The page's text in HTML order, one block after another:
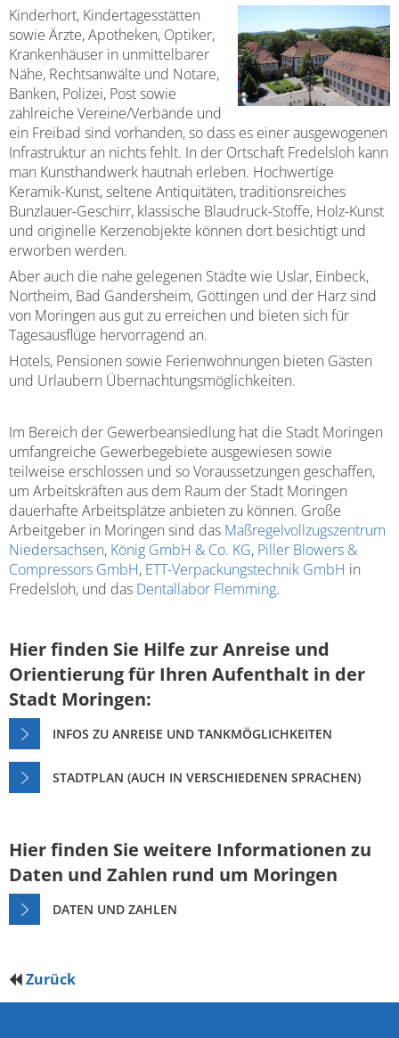
Kinderhort, Kindertagesstätten
sowie Ärzte, Apotheken, Optiker,
Krankenhäuser in unmittelbarer
Nähe, Rechtsanwälte und Notare,
Banken, Polizei, Post sowie
zahlreiche Vereine/Verbände und
ein Freibad sind vorhanden, so dass es einer ausgewogenen
Infrastruktur an nichts fehlt. In der Ortschaft Fredelsloh kann
man Kunsthandwerk hautnah erleben. Hochwertige
Keramik-Kunst, seltene Antiquitäten, traditionsreiches
Bunzlauer-Geschirr, klassische Blaudruck-Stoffe, Holz-Kunst
und originelle Kerzenobjekte können dort besichtigt und
erworben werden.
Aber auch die nahe gelegenen Städte wie Uslar, Einbeck,
Northeim, Bad Gandersheim, Göttingen und der Harz sind
von Moringen aus gut zu erreichen und bieten sich für
Tagesausflüge hervorragend an.
Hotels, Pensionen sowie Ferienwohnungen bieten Gästen
und Urlaubern Übernachtungsmöglichkeiten.
Im Bereich der Gewerbeansiedlung hat die Stadt Moringen
umfangreiche Gewerbegebiete ausgewiesen sowie
teilweise erschlossen und so Voraussetzungen geschaffen,
um Arbeitskräften aus dem Raum der Stadt Moringen
dauerhafte Arbeitsplätze anbieten zu können. Große
Arbeitgeber in Moringen sind das Maßregelvollzugszentrum
Niedersachsen, König GmbH & Co. KG, Piller Blowers &
Compressors GmbH, ETT-Verpackungstechnik GmbH in
Fredelsloh, und das Dentallabor Flemming.
Hier finden Sie Hilfe zur Anreise und
Orientierung für Ihren Aufenthalt in der
Stadt Moringen:
INFOS ZU ANREISE UND TANKMÖGLICHKEITEN
STADTPLAN (AUCH IN VERSCHIEDENEN SPRACHEN)
Hier finden Sie weitere Informationen zu
Daten und Zahlen rund um Moringen
DATEN UND ZAHLEN
Zurück